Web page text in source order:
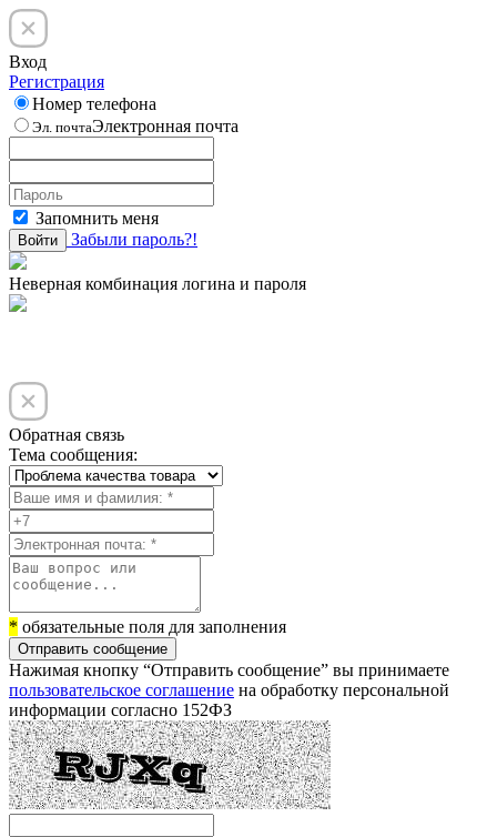
Вход
Регистрация
Номер телефона
Эл. почтаЭлектронная почта
Запомнить меня
Войти Забыли пароль?!
Неверная комбинация логина и пароля
Обратная связь
Тема сообщения:
* обязательные поля для заполнения
Отправить сообщение
Нажимая кнопку “Отправить сообщение” вы принимаете
пользовательское соглашение на обработку персональной
информации согласно 152ФЗ